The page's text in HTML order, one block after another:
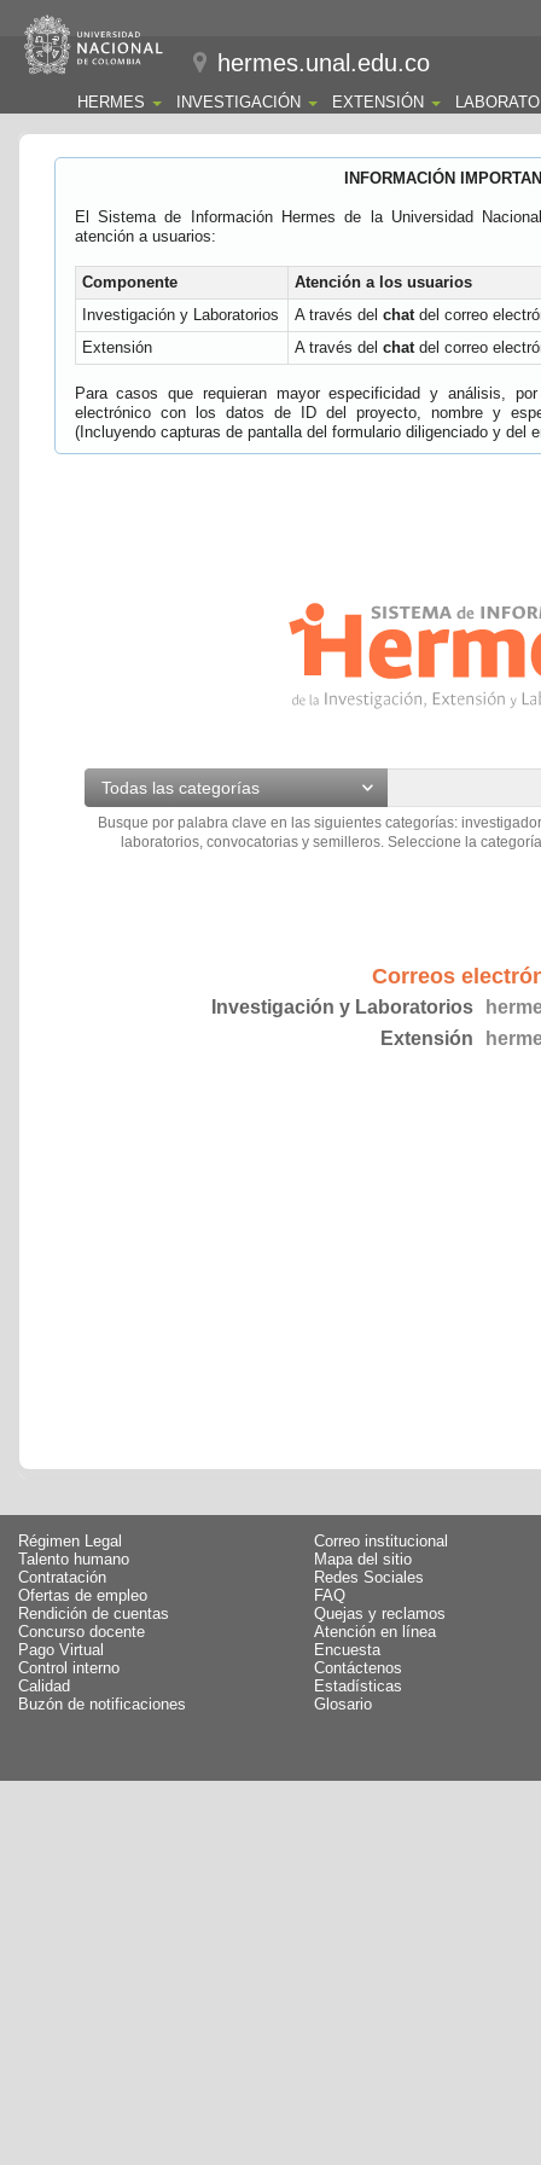
hermes.unal.edu.co
HERMES INVESTIGACIÓN EXTENSIÓN
INFORMACIÓN
El Sistema de Información Hermes de la Universidad
atención a usuarios:
Componente
Atención a los usuarios
Investigación y Laboratorios
A través del chatdel correo
Extensión
A través del chatdel correo
Para casos que requieran mayor especificidad y análisis,
electrónico con los datos de ID del proyecto, nombre y
(Incluyendo capturas de pantalla del formulario diligenciado y del
Todas las categorías
Busque por palabra clave en las siguientes categorías:
laboratorios, convocatorias y semilleros. Seleccione la
Correos
Investigación y Laboratorios
Extensión
Régimen Legal
Talento humano
Contratación
Ofertas de empleo
Rendición de cuentas
Concurso docente
Pago Virtual
Control interno
Calidad
Buzón de notificaciones
Correo institucional
Mapa del sitio
Redes Sociales
FAQ
Quejas y reclamos
Atención en línea
Encuesta
Contáctenos
Estadísticas
Glosario